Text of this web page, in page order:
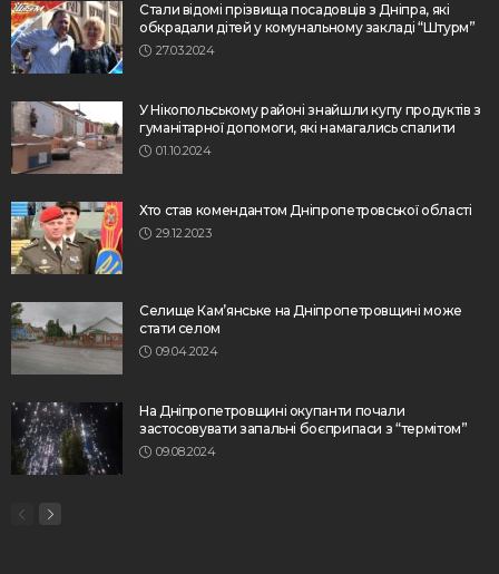
Стали відомі прізвища посадовців з Дніпра, які
обкрадали дітей у комунальному закладі “Штурм”
27.03.2024
У Нікопольському районі знайшли купу продуктів з
гуманітарної допомоги, які намагались спалити
01.10.2024
Хто став комендантом Дніпропетровської області
29.12.2023
Селище Кам’янське на Дніпропетровщині може
стати селом
09.04.2024
На Дніпропетровщині окупанти почали
застосовувати запальні боєприпаси з “термітом”
09.08.2024